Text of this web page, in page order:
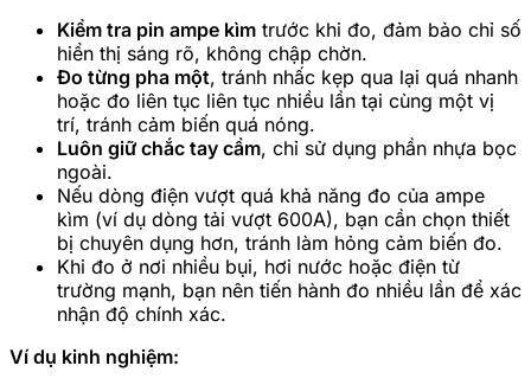
Kiểm tra pin ampe kìm trước khi đo, đảm bảo chỉ số
hiển thị sáng rõ, không chập chờn.
Đo từng pha một, tránh nhấc kẹp qua lại quá nhanh
hoặc đo liên tục liên tục nhiều lần tại cùng một vị
trí, tránh cảm biến quá nóng.
Luôn giữ chắc tay cầm, chỉ sử dụng phần nhựa bọc
ngoài.
Nếu dòng điện vượt quá khả năng đo của ampe
kìm (ví dụ dòng tải vượt 600A), bạn cần chọn thiết
bị chuyên dụng hơn, tránh làm hỏng cảm biến đo.
Khi đo ở nơi nhiều bụi, hơi nước hoặc điện từ
trường mạnh, bạn nên tiến hành đo nhiều lần để xác
nhận độ chính xác.
Ví dụ kinh nghiệm: